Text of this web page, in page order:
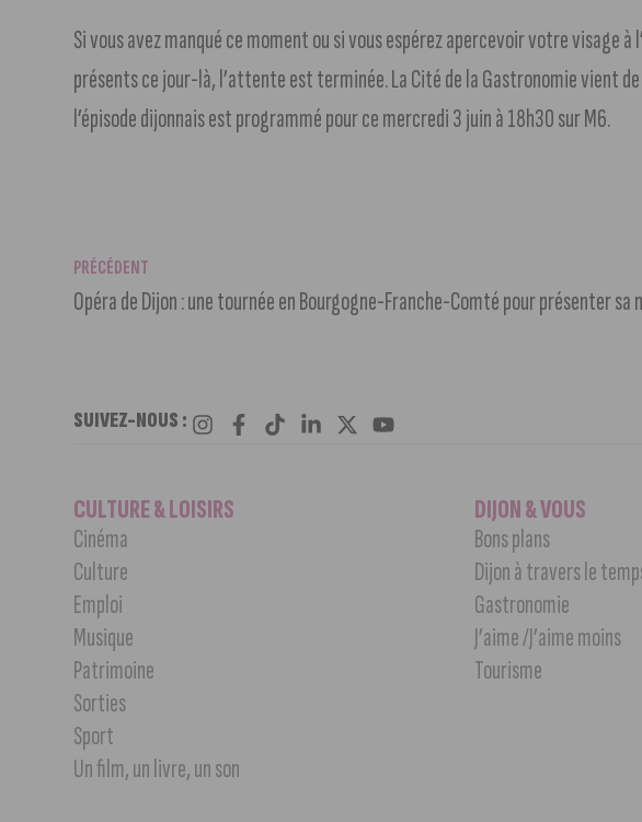
Si vous avez manqué ce moment ou si vous espérez apercevoir votre visage
présents ce jour-là, l’attente est terminée. La Cité de la Gastronomie vient de
l’épisode dijonnais est programmé pour ce mercredi 3 juin à 18h30 sur M6.
PRÉCÉDENT
SUIVEZ-NOUS :
CULTURE & LOISIRS
Cinéma
Culture
Emploi
Musique
Patrimoine
Sorties
Sport
Un film, un livre, un son
DIJON & VOUS
Bons plans
Dijon à travers le
Gastronomie
J’aime /J’aime moins
Tourisme